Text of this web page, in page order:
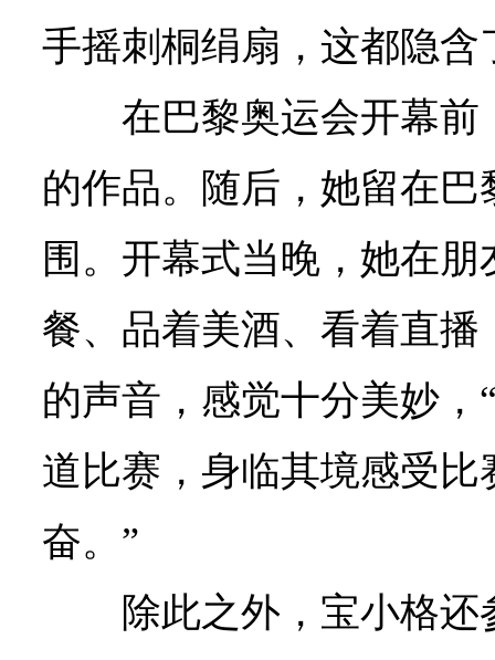
手摇刺桐绢扇，这都隐含
在巴黎奥运会开幕
的作品。随后，她留在
围。开幕式当晚，她在
餐、品着美酒、看着直
的声音，感觉十分美妙，
道比赛，身临其境感受比
奋。”
除此之外，宝小格